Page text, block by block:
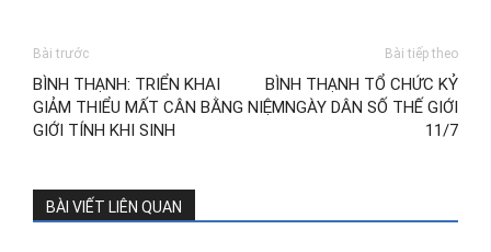
Bài trước
BÌNH THẠNH: TRIỂN KHAI
GIẢM THIỂU MẤT CÂN BẰNG
GIỚI TÍNH KHI SINH
Bài tiếp theo
BÌNH THẠNH TỔ CHỨC KỶ
NIỆMNGÀY DÂN SỐ THẾ GIỚI
11/7
BÀI VIẾT LIÊN QUAN